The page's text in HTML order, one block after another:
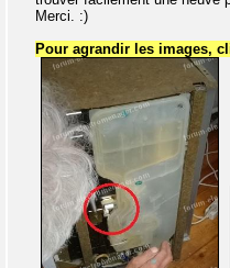
Merci. :)
Pour agrandir les images,